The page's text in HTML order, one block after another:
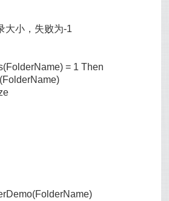
大小，失败为-1
= 1 Then